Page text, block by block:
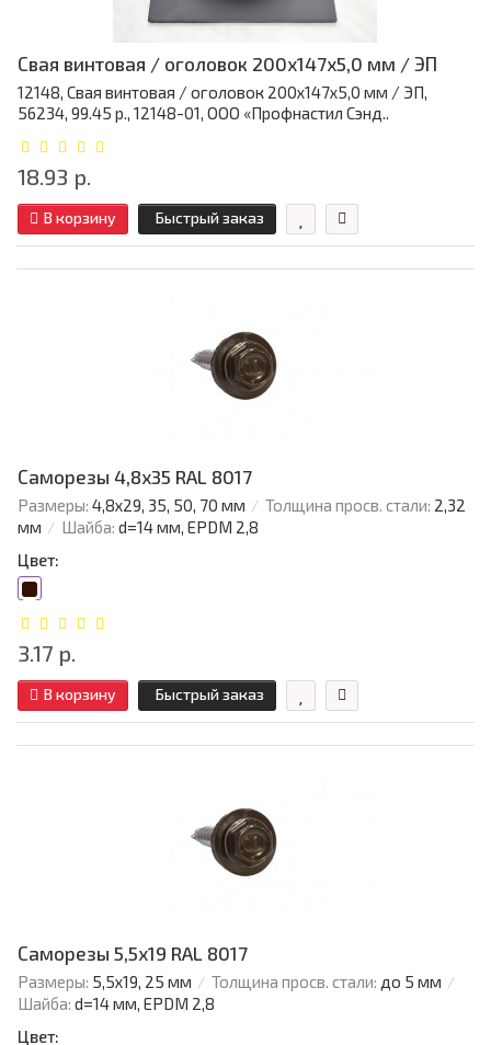
Свая винтовая / оголовок 200x147x5,0 мм / ЭП
12148, Свая винтовая / оголовок 200x147x5,0 мм / ЭП,
56234, 99.45 р., 12148-01, ООО «Профнастил Сэнд..
18.93 р.
В корзину Быстрый заказ
Саморезы 4,8х35 RAL 8017
Размеры: 4,8х29, 35, 50, 70 мм Толщина просв. стали: 2,32
мм
Шайба: d=14 мм, EPDM 2,8
Цвет:
3.17 р.
В корзину Быстрый заказ
Саморезы 5,5х19 RAL 8017
Размеры: 5,5х19, 25 мм Толщина просв. стали: до 5 мм
Шайба: d=14 мм, EPDM 2,8
Цвет: